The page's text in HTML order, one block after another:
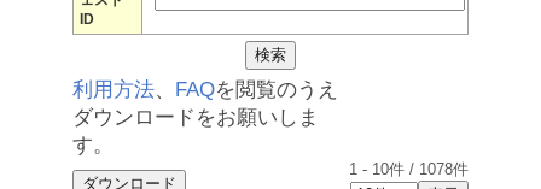
ID
利用方法、 FAQを閲覧のうえ
ダウンロードをお願いしま
す。
1 - 10件 / 1078件